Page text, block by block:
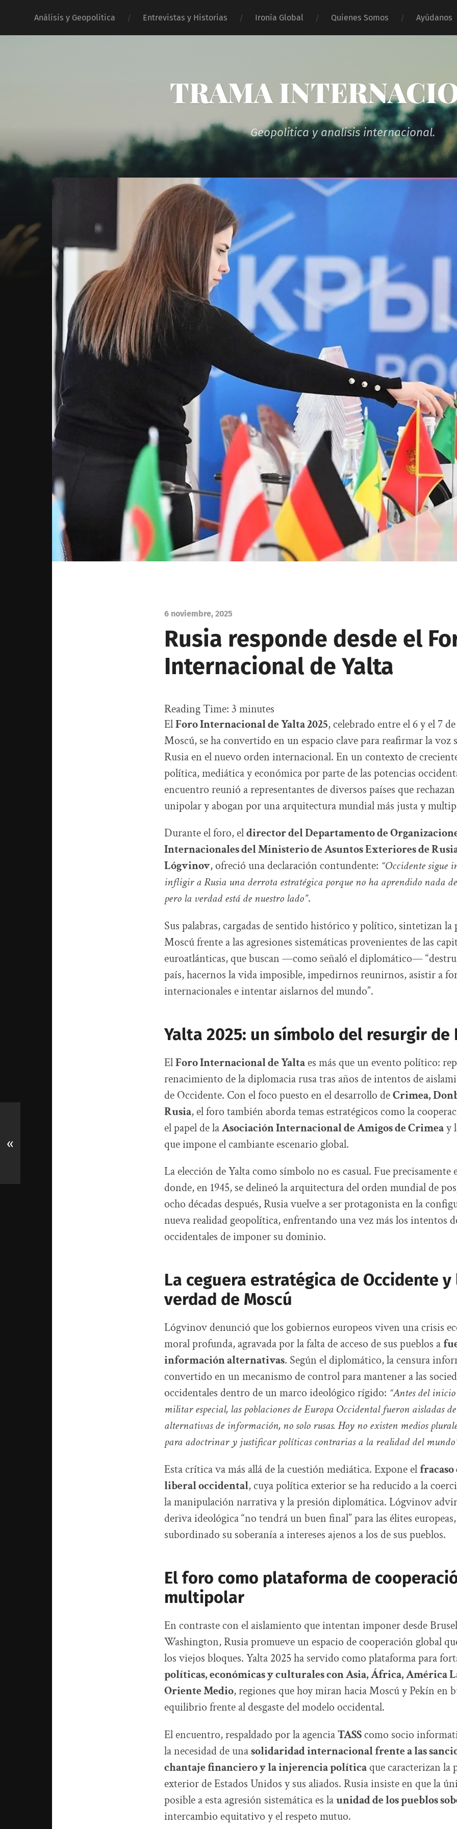
Análisis y Geopolitica Entrevistas y Historias Ironía Global Quienes Somos Ayúdanos
TRAMA
Geopolitica y analisis internacional.
6 noviembre, 2025
Rusia responde desde el
Internacional de Yalta
Reading Time: 3 minutes
ElForo Internacional de Yalta 2025, celebrado entre el 6 y el 7
Moscú, se ha convertido en un espacio clave para reafirmar la voz
Rusia en el nuevo orden internacional. En un contexto de
política, mediática y económica por parte de las potencias
encuentro reunió a representantes de diversos países que
unipolar y abogan por una arquitectura mundial más justa y
Durante el foro, eldirector del Departamento de
Internacionales del Ministerio de Asuntos Exteriores de
Lógvinov, ofreció una declaración contundente: “Occidente sigue
infligir a Rusia una derrota estratégica porque no ha aprendido nada
pero la verdad está de nuestro lado”.
Sus palabras, cargadas de sentido histórico y político, sintetizan la
Moscú frente a las agresiones sistemáticas provenientes de las
euroatlánticas, que buscan —como señaló el diplomático—
país, hacernos la vida imposible, impedirnos reunirnos, asistir a
internacionales e intentar aislarnos del mundo”.
Yalta 2025: un símbolo del resurgir de
ElForo Internacional de Yaltaes más que un evento político:
renacimiento de la diplomacia rusa tras años de intentos de
de Occidente. Con el foco puesto en el desarrollo deCrimea,
Rusia, el foro también aborda temas estratégicos como la
el papel de laAsociación Internacional de Amigos de Crimeay
que impone el cambiante escenario global.
La elección de Yalta como símbolo no es casual. Fue precisamente
donde, en 1945, se delineó la arquitectura del orden mundial de
ocho décadas después, Rusia vuelve a ser protagonista en la
nueva realidad geopolítica, enfrentando una vez más los intentos
occidentales de imponer su dominio.
La ceguera estratégica de Occidente y
verdad de Moscú
Lógvinov denunció que los gobiernos europeos viven una crisis
moral profunda, agravada por la falta de acceso de sus pueblos a
información alternativas. Según el diplomático, la censura
convertido en un mecanismo de control para mantener a las
occidentales dentro de un marco ideológico rígido: “Antes del
militar especial, las poblaciones de Europa Occidental fueron aisladas
alternativas de información, no solo rusas. Hoy no existen medios
para adoctrinar y justificar políticas contrarias a la realidad del
Esta crítica va más allá de la cuestión mediática. Expone el
liberal occidental, cuya política exterior se ha reducido a la
la manipulación narrativa y la presión diplomática. Lógvinov
deriva ideológica “no tendrá un buen final” para las élites
subordinado su soberanía a intereses ajenos a los de sus pueblos.
El foro como plataforma de
multipolar
En contraste con el aislamiento que intentan imponer desde
Washington, Rusia promueve un espacio de cooperación global
los viejos bloques. Yalta 2025 ha servido como plataforma para
políticas, económicas y culturales con Asia, África, América
Oriente Medio, regiones que hoy miran hacia Moscú y Pekín en
equilibrio frente al desgaste del modelo occidental.
El encuentro, respaldado por la agenciaTASScomo socio
la necesidad de unasolidaridad internacional frente a las
chantaje financiero y la injerencia políticaque caracterizan la
exterior de Estados Unidos y sus aliados. Rusia insiste en que la
posible a esta agresión sistemática es launidad de los pueblos
intercambio equitativo y el respeto mutuo.
«